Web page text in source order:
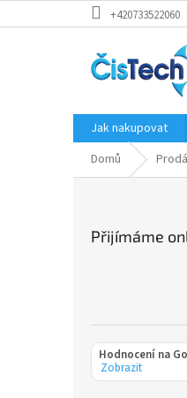
na
+420733522060
Jak nakupovat
Domů
Přijímáme
Hodnocení na
Zobrazit